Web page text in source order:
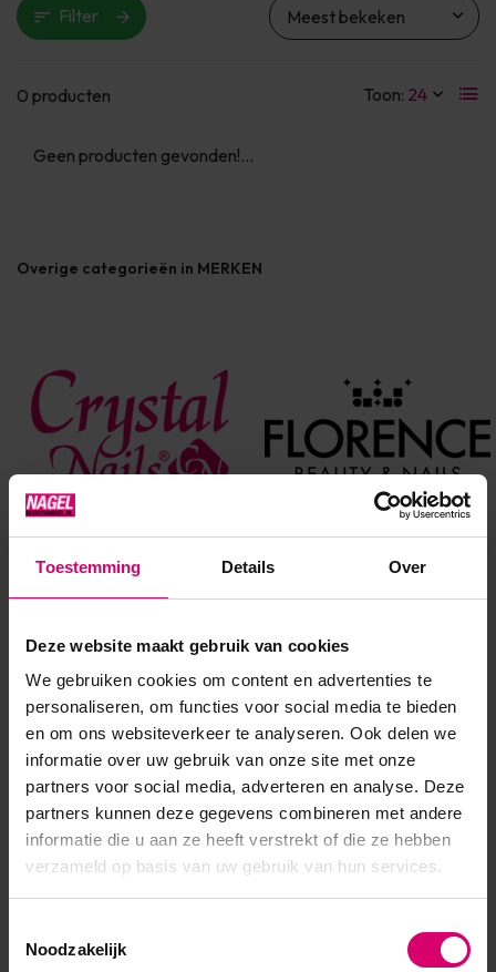
Toestemming Details Over
Deze website maakt gebruik van cookies
We gebruiken cookies om content en advertenties te
personaliseren, om functies voor social media te bieden
en om ons websiteverkeer te analyseren. Ook delen we
informatie over uw gebruik van onze site met onze
partners voor social media, adverteren en analyse. Deze
partners kunnen deze gegevens combineren met andere
informatie die u aan ze heeft verstrekt of die ze hebben
verzameld op basis van uw gebruik van hun services.
Noodzakelijk
Filter
0 producten Toon:
Geen producten gevonden!...
Overige categorieën in MERKEN
Crystal Nails Florence Beauty and Nails